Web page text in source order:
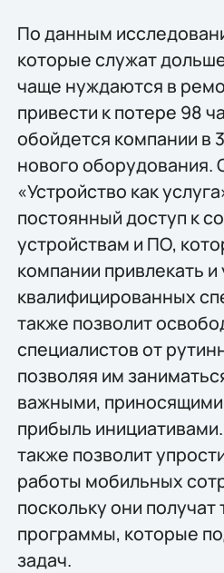
По данным
которые служат
чаще нуждаются в
привести к потере 98
обойдется компании в
нового оборудования.
«Устройство как
постоянный доступ к
устройствам и ПО,
компании привлекать
квалифицированных
также позволит
специалистов от
позволяя им
важными,
прибыль
также позволит
работы мобильных
поскольку они получат
программы, которые
задач.